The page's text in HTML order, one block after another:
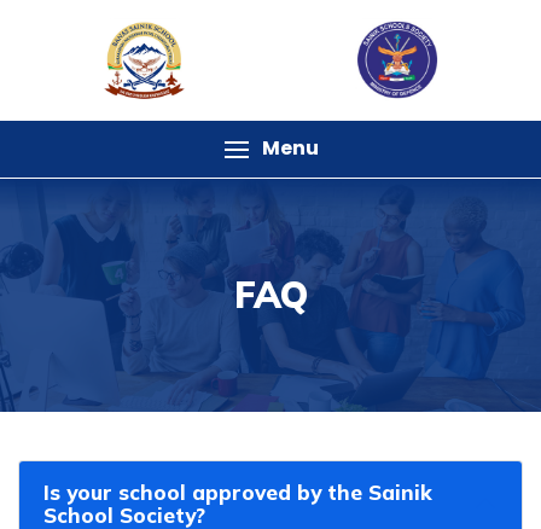
Menu
FAQ
Is your school approved by the Sainik
School Society?